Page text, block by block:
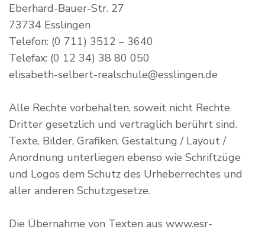
Eberhard-Bauer-Str. 27
73734 Esslingen
Telefon: (0 711) 3512 – 3640
Telefax: (0 12 34) 38 80 050
elisabeth-selbert-realschule@esslingen.de
Alle Rechte vorbehalten, soweit nicht Rechte
Dritter gesetzlich und vertraglich berührt sind.
Texte, Bilder, Grafiken, Gestaltung / Layout /
Anordnung unterliegen ebenso wie Schriftzüge
und Logos dem Schutz des Urheberrechtes und
aller anderen Schutzgesetze.
Die Übernahme von Texten aus www.esr-